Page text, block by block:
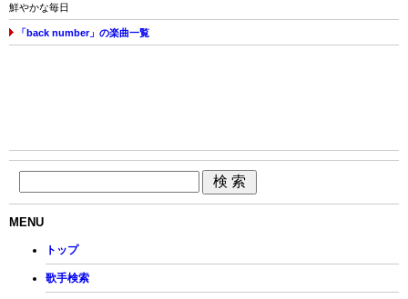
鮮やかな毎日
「back number」の楽曲一覧
MENU
トップ
歌手検索